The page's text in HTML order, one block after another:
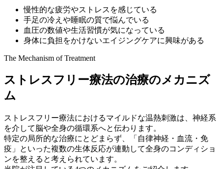
慢性的な疲労やストレスを感じている
手足の冷えや睡眠の質で悩んでいる
血圧の数値や生活習慣が気になっている
身体に負担をかけないエイジングケアに興味がある
The Mechanism of Treatment
ストレスフリー療法の治療のメカニズ
ム
ストレスフリー療法におけるマイルドな温熱刺激は、神経系
を介して脳や全身の循環系へと伝わります。
特定の局所的な治療にとどまらず、「自律神経・血流・免
疫」といった複数の生体反応が連動して全身のコンディショ
ンを整えると考えられています。